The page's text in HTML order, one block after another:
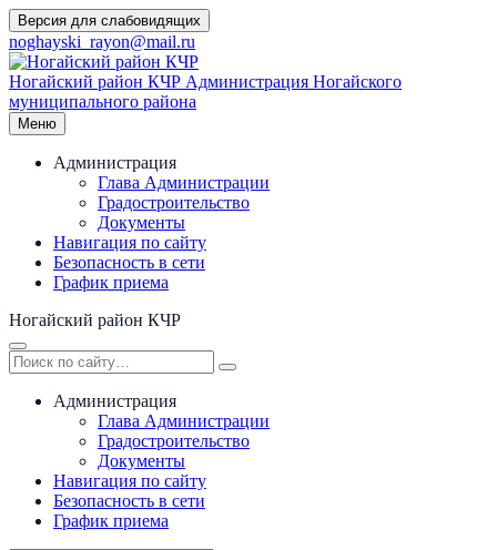
Перейти
к
содержимому
Версия для слабовидящих
noghayski_rayon@mail.ru
Ногайский район КЧР Администрация Ногайского
муниципального района
Меню
Администрация
Глава Администрации
Градостроительство
Документы
Навигация по сайту
Безопасность в сети
График приема
Ногайский район КЧР
Администрация
Глава Администрации
Градостроительство
Документы
Навигация по сайту
Безопасность в сети
График приема